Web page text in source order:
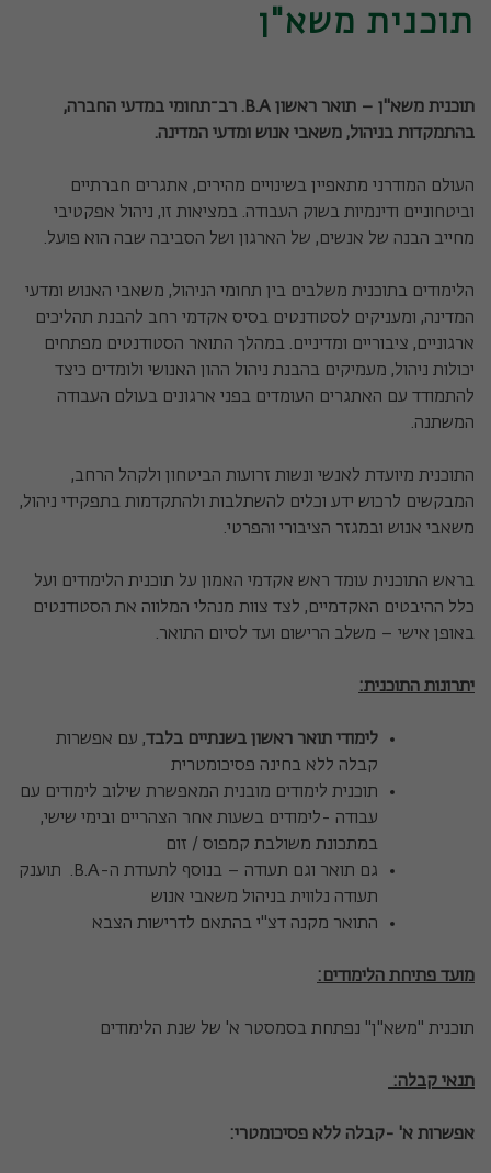
תוכנית משא"ן
תוכנית משא"ן – תואר ראשון
רב־תחומי במדעי החברה,
בהתמקדות בניהול, משאבי אנוש ומדעי המדינה.
העולם המודרני מתאפיין בשינויים מהירים, אתגרים חברתיים
וביטחוניים ודינמיות בשוק העבודה. במציאות זו, ניהול אפקטיבי
מחייב הבנה של אנשים, של הארגון ושל הסביבה שבה הוא פועל.
הלימודים בתוכנית משלבים בין תחומי הניהול, משאבי האנוש ומדעי
המדינה, ומעניקים לסטודנטים בסיס אקדמי רחב להבנת תהליכים
ארגוניים, ציבוריים ומדיניים. במהלך התואר הסטודנטים מפתחים
יכולות ניהול, מעמיקים בהבנת ניהול ההון האנושי ולומדים כיצד
להתמודד עם האתגרים העומדים בפני ארגונים בעולם העבודה
המשתנה.
התוכנית מיועדת לאנשי ונשות זרועות הביטחון ולקהל הרחב,
המבקשים לרכוש ידע וכלים להשתלבות ולהתקדמות בתפקידי ניהול,
משאבי אנוש ובמגזר הציבורי והפרטי.
בראש התוכנית עומד ראש אקדמי האמון על תוכנית הלימודים ועל
כלל ההיבטים האקדמיים, לצד צוות מנהלי המלווה את הסטודנטים
באופן אישי – משלב הרישום ועד לסיום התואר.
יתרונות התוכנית:
לימודי תואר ראשון בשנתיים בלבד, עם אפשרות
קבלה ללא בחינה פסיכומטרית
תוכנית לימודים מובנית המאפשרת שילוב לימודים עם
עבודה -לימודים בשעות אחר הצהריים ובימי שישי,
במתכונת משולבת קמפוס / זום
גם תואר וגם תעודה – בנוסף לתעודת ה-B.A. תוענק
תעודה נלווית בניהול משאבי אנוש
התואר מקנה דצ"י בהתאם לדרישות הצבא
מועד פתיחת הלימודים:
תוכנית "משא"ן" נפתחת בסמסטר א' של שנת הלימודים
תנאי קבלה:
אפשרות א' -קבלה ללא פסיכומטרי: